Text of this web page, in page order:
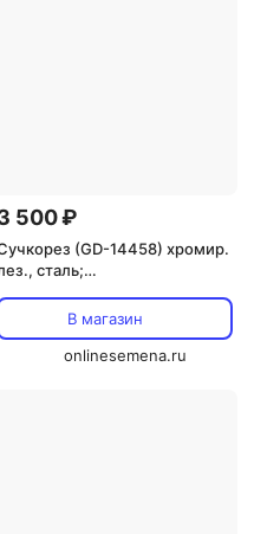
500 ₽
(GD-14458) хромир.
сталь;
"Солнечный Сад"
В магазин
onlinesemena.ru